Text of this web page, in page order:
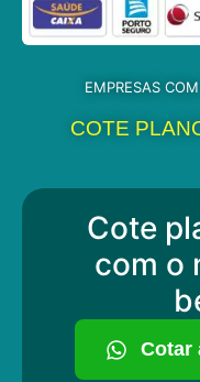
EMPRESAS
COTE
Cote
com o
Cotar